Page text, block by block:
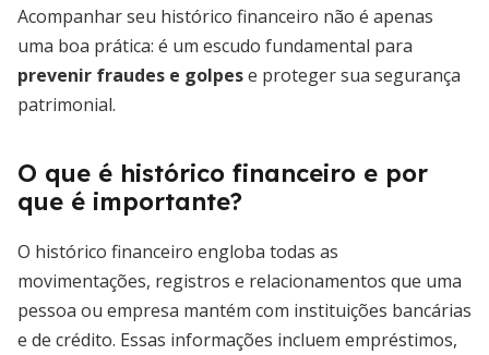
Acompanhar seu histórico financeiro não é apenas
uma boa prática: é um escudo fundamental para
prevenir fraudes e golpese proteger sua segurança
patrimonial.
O que é histórico financeiro e por
que é importante?
O histórico financeiro engloba todas as
movimentações, registros e relacionamentos que uma
pessoa ou empresa mantém com instituições bancárias
e de crédito. Essas informações incluem empréstimos,